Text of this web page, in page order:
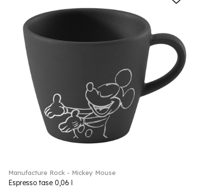
Manufacture Rock - Mickey Mouse
Espresso tase 0,06 l